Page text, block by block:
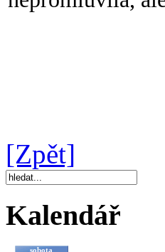
[Zpět]
Kalendář
sobota